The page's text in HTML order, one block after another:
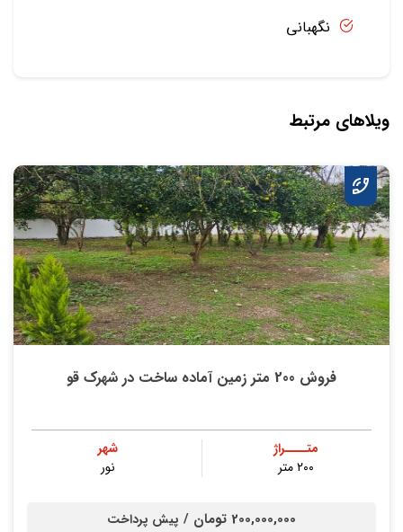
نگهبانی
ویلاهای مرتبط
فروش 200 متر زمین آماده ساخت در شهرک قو
متــــراژ
۲۰۰ متر
شهر
نور
200,000,000 تومان / پیش پرداخت